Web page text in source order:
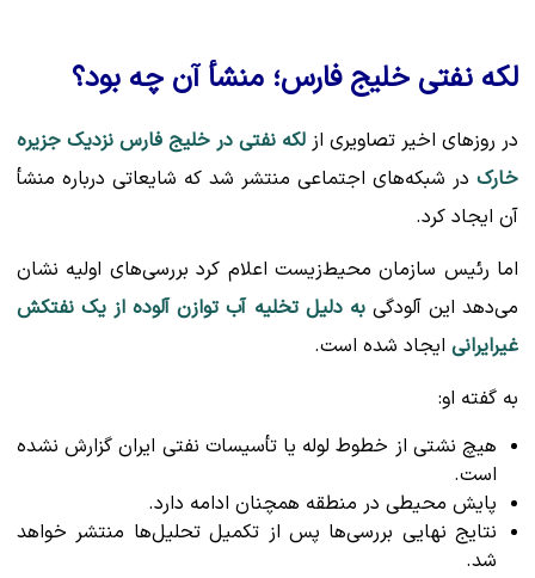
لکه نفتی خلیج فارس؛ منشأ آن چه بود؟
در روزهای اخیر تصاویری از لکه نفتی در خلیج فارس نزدیک جزیره
خارک در شبکه‌های اجتماعی منتشر شد که شایعاتی درباره منشأ
آن ایجاد کرد.
اما رئیس سازمان محیط‌زیست اعلام کرد بررسی‌های اولیه نشان
می‌دهد این آلودگیبه دلیل تخلیه آب توازن آلوده از یک نفتکش
غیرایرانی ایجاد شده است.
به گفته او:
هیچ نشتی از خطوط لوله یا تأسیسات نفتی ایران گزارش نشده
است.
پایش محیطی در منطقه همچنان ادامه دارد.
نتایج نهایی بررسی‌ها پس از تکمیل تحلیل‌ها منتشر خواهد
شد.